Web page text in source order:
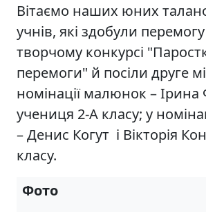
Вітаємо наших юних
учнів, які здобули
творчому конкурсі
перемоги" й посіли друге
номінації малюнок – Ірина
учениця 2-А класу; у
– Денис Когут і Вікторія
класу.
Фото